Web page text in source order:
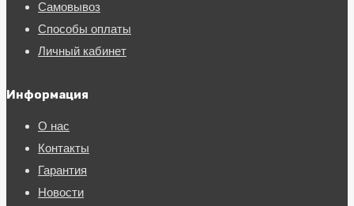
Самовывоз
Способы оплаты
Личный кабинет
Информация
О нас
Контакты
Гарантия
Новости